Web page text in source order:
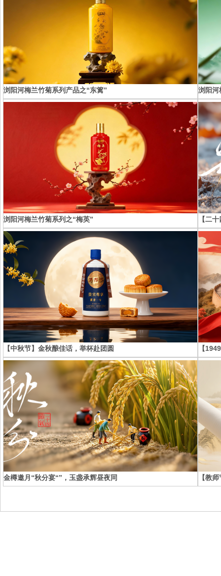
浏阳河梅兰竹菊系列产品之“东篱” 浏阳河
浏阳河梅兰竹菊系列之“梅英” 【二
【中秋节】金秋酿佳话，举杯赴团圆 【
金樽邀月“秋分宴“”，玉盏承辉昼夜同 【教